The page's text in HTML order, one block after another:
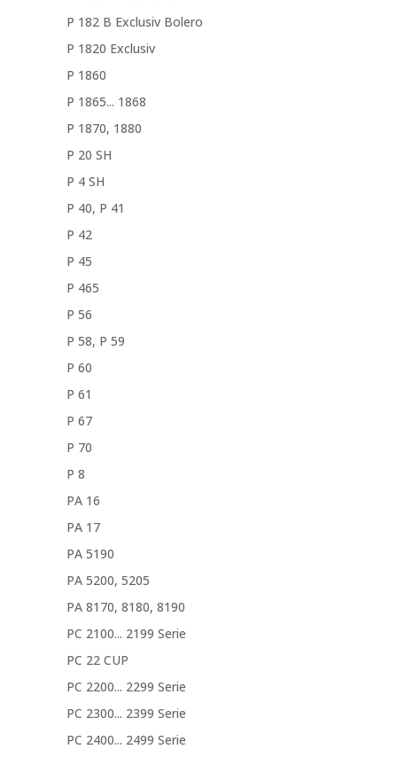
P 182 B Exclusiv Bolero
P 1820 Exclusiv
P 1860
P 1865... 1868
P 1870, 1880
P 20 SH
P 4 SH
P 40, P 41
P 42
P 45
P 465
P 56
P 58, P 59
P 60
P 61
P 67
P 70
P 8
PA 16
PA 17
PA 5190
PA 5200, 5205
PA 8170, 8180, 8190
PC 2100... 2199 Serie
PC 22 CUP
PC 2200... 2299 Serie
PC 2300... 2399 Serie
PC 2400... 2499 Serie